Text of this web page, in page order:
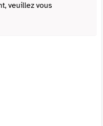
veuillez vous